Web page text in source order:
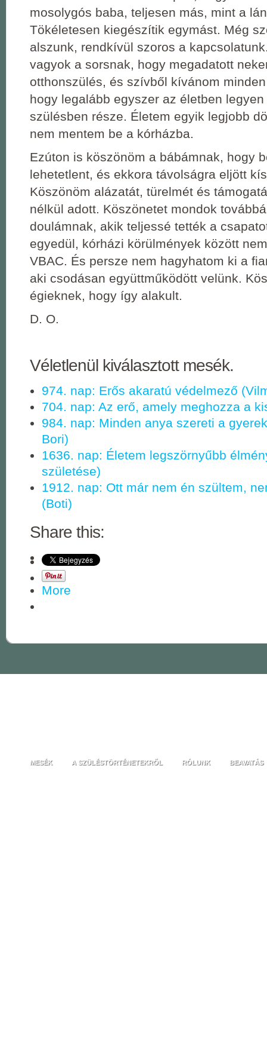
mosolygós baba, teljesen más, mint a
Tökéletesen kiegészítik egymást. Még
alszunk, rendkívül szoros a
vagyok a sorsnak, hogy megadatott
otthonszülés, és szívből kívánom
hogy legalább egyszer az életben
szülésben része. Életem egyik legjobb
nem mentem be a kórházba.
Ezúton is köszönöm a bábámnak, hogy
lehetetlent, és ekkora távolságra eljött
Köszönöm alázatát, türelmét és
nélkül adott. Köszönetet mondok
doulámnak, akik teljessé tették a
egyedül, kórházi körülmények között
VBAC. És persze nem hagyhatom ki a
aki csodásan együttműködött velünk.
égieknek, hogy így alakult.
D. O.
Véletlenül kiválasztott mesék.
974. nap: Erős akaratú védelmező
704. nap: Az erő, amely meghozza a
984. nap: Minden anya szereti a
Bori)
1636. nap: Életem legszörnyűbb
születése)
1912. nap: Ott már nem én szültem,
(Boti)
Share this:
More
MESÉK A SZÜLÉSTÖRTÉNETEKRŐL RÓLUNK BEAVATÁS